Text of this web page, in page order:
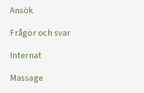
Ansök
Frågor och svar
Internat
Massage